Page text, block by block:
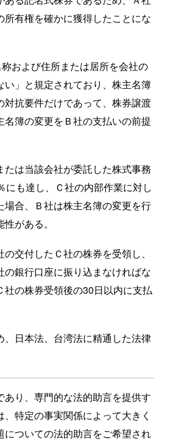
有権を確かに獲得したことにな
および住所または居所を会社の
」と規定されており、株主名簿
抗要件だけであって、株券譲渡
簿の変更をＢ社の支払いの前提
は当該会社が委託した株式事務
も達し、Ｃ社の内部作業に対し
合、Ｂ社は株主名簿の変更を行
がある。
交付したＣ社の株券を受領し、
銀行口座に振り込まなければな
の株券受領後の30日以内に支払
日本法、台湾法に精通した法律
り、専門的な法的助言を提供す
特定の事実関係によって大きく
ついての法的助言をご希望され